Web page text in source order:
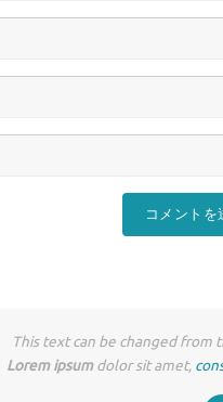
This text can be changed from
Lorem ipsumdolor sit amet,